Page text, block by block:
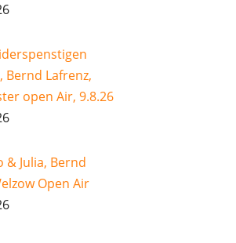
Bernd Lafrenz,
open Air, 9.8.26
& Julia, Bernd
Open Air